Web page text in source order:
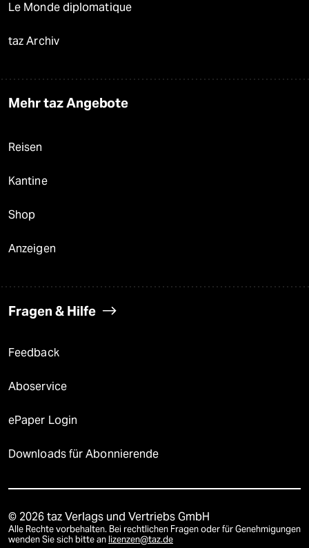
Le Monde diplomatique
taz Archiv
Mehr taz Angebote
Reisen
Kantine
Shop
Anzeigen
Fragen & Hilfe
Feedback
Aboservice
ePaper Login
Downloads für Abonnierende
© 2026 taz Verlags und Vertriebs GmbH
Alle Rechte vorbehalten. Bei rechtlichen Fragen oder für Genehmigungen
wenden Sie sich bitte an lizenzen@taz.de